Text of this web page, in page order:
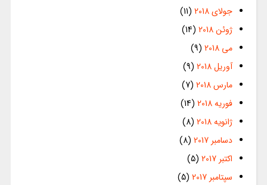
جولای 2018
(11)
ژوئن 2018
(14)
می 2018
(9)
آوریل 2018
(9)
مارس 2018
(7)
فوریه 2018
(14)
ژانویه 2018
(8)
دسامبر 2017
(8)
اکتبر 2017
(5)
سپتامبر 2017
(5)